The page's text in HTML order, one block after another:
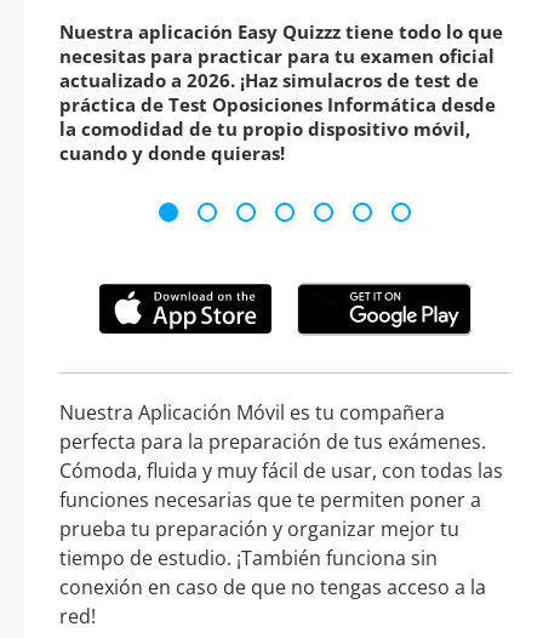
Nuestra aplicación Easy Quizzz tiene todo lo que
necesitas para practicar para tu examen oficial
actualizado a 2026. ¡Haz simulacros de test de
práctica de Test Oposiciones Informática desde
la comodidad de tu propio dispositivo móvil,
cuando y donde quieras!
Nuestra Aplicación Móvil es tu compañera
perfecta para la preparación de tus exámenes.
Cómoda, fluida y muy fácil de usar, con todas las
funciones necesarias que te permiten poner a
prueba tu preparación y organizar mejor tu
tiempo de estudio. ¡También funciona sin
conexión en caso de que no tengas acceso a la
red!